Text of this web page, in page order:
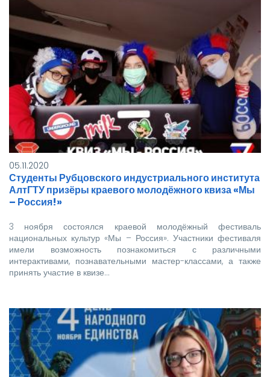
05.11.2020
Студенты Рубцовского индустриального института
АлтГТУ призёры краевого молодёжного квиза «Мы
– Россия!»
3 ноября состоялся краевой молодёжный фестиваль
национальных культур «Мы – Россия». Участники фестиваля
имели возможность познакомиться с различными
интерактивами, познавательными мастер-классами, а также
принять участие в квизе…